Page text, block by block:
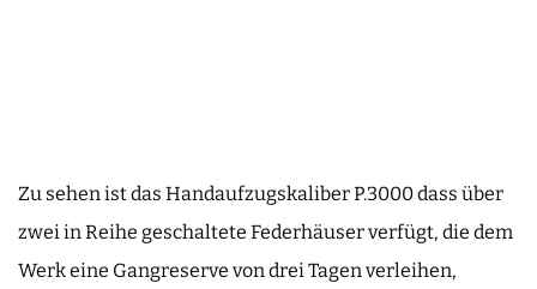
Zu sehen ist das Handaufzugskaliber P.3000 dass über
zwei in Reihe geschaltete Federhäuser verfügt, die dem
Werk eine Gangreserve von drei Tagen verleihen,